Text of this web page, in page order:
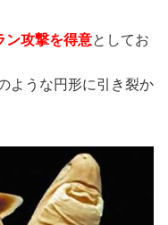
ン攻撃を得意としてお
ような円形に引き裂か